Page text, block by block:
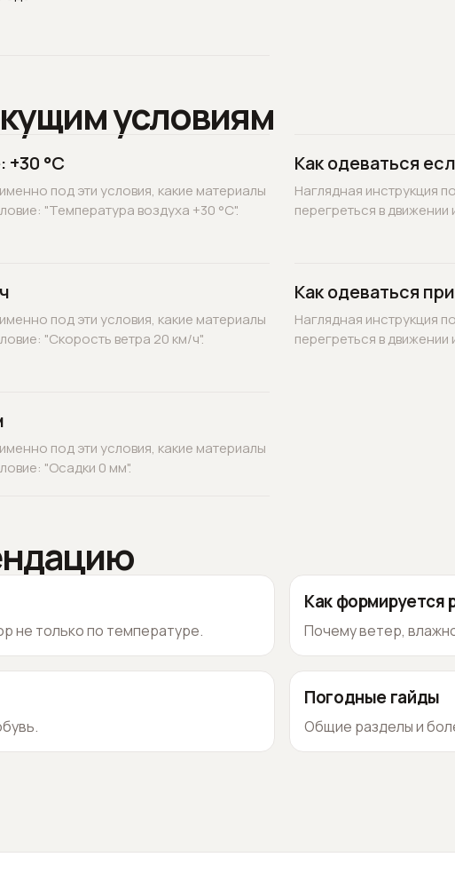
условиям
+30 °C
под эти условия, какие материалы
"Температура воздуха +30 °C".
Как одеваться
Наглядная инструкция
перегреться в движении
под эти условия, какие материалы
"Скорость ветра 20 км/ч".
Как одеваться
Наглядная инструкция
перегреться в
под эти условия, какие материалы
"Осадки 0 мм".
не только по температуре.
Как формируется
Почему ветер,
Погодные гайды
Общие разделы и